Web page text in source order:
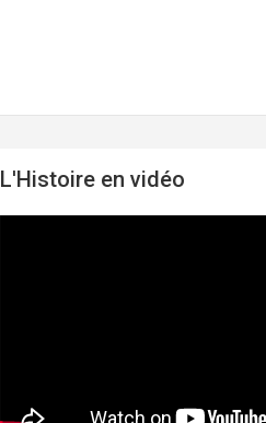
L'Histoire en vidéo